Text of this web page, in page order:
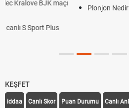
Plonjon Nedir? Kalecilikte Plonjon
Transfer Haberleri TV'de Bugün Süper Lig